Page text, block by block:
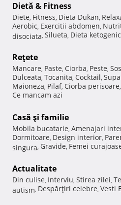
Dietă & Fitness
Diete, Fitness, Dieta Dukan,
Aerobic, Exercitii abdomen,
disociata, Silueta, Dieta
Reţete
Mancare, Paste, Ciorba, Peste, Sos
Dulceata, Tocanita, Cocktail,
Maioneza, Pilaf, Ciorba perisoare,
Ce mancam azi
Casă şi familie
Mobila bucatarie, Amenajari
Dormitoare, Design interior,
singura, Gravide, Femei
Actualitate
Din culise, Interviu, Stirea zilei,
autism, Despărţiri celebre, Vesti